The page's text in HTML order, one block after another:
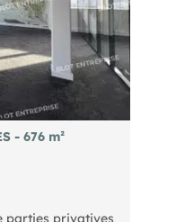
- 676 m²
parties privatives